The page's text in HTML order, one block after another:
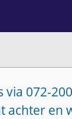
via 072-
achter en